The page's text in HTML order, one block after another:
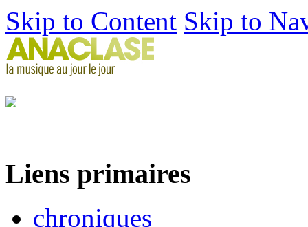
Skip to Content Skip to
Liens primaires
chroniques